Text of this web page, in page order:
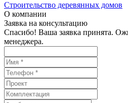
Строительство деревянных домов
О компании
Заявка на консультацию
Спасибо! Ваша заявка принята.
менеджера.